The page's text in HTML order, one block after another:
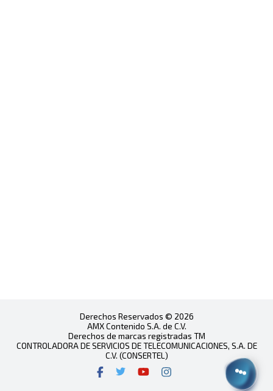
Derechos Reservados © 2026
AMX Contenido S.A. de C.V.
Derechos de marcas registradas TM
CONTROLADORA DE SERVICIOS DE TELECOMUNICACIONES, S.A. DE
C.V. (CONSERTEL)